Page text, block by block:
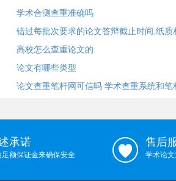
学术合测查重准确吗
错过每批次要求的论文答辩截止时间,纸质
高校怎么查重论文的
论文有哪些类型
论文查重笔杆网可信吗 学术查重系统和笔
承诺
额保证金来确保安全
售后
学术论